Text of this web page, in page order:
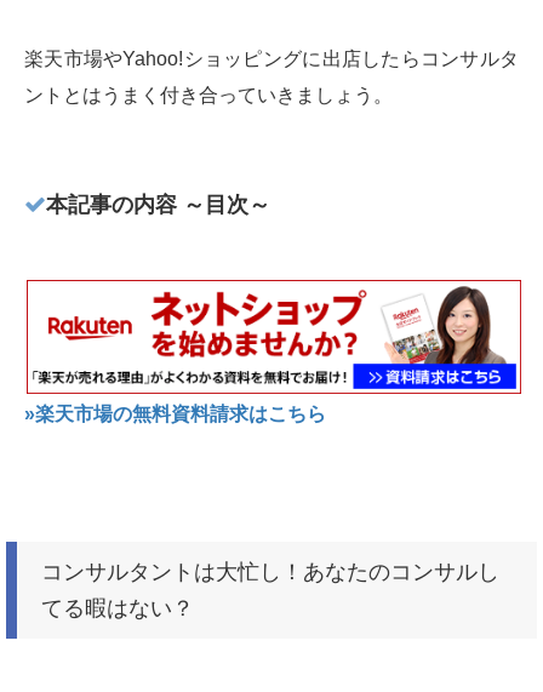
楽天市場やYahoo!ショッピングに出店したらコンサルタ
ントとはうまく付き合っていきましょう。
本記事の内容 ～目次～
»楽天市場の無料資料請求はこちら
コンサルタントは大忙し！あなたのコンサルし
てる暇はない？